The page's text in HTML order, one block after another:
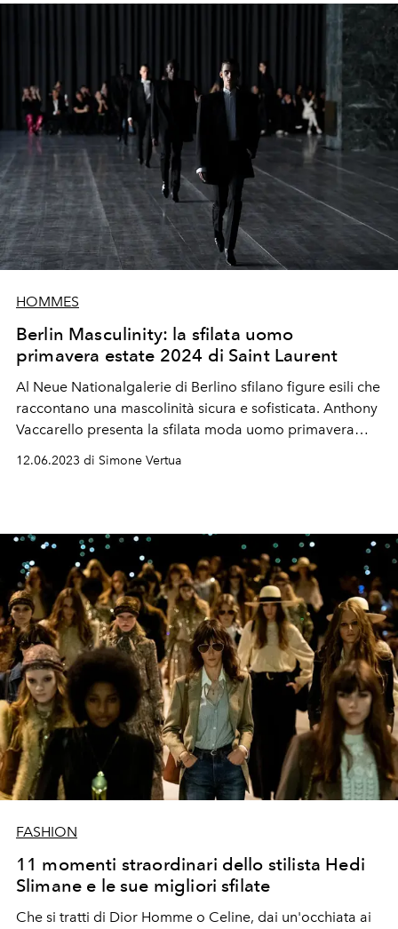
HOMMES
Berlin Masculinity: la sfilata uomo
primavera estate 2024 di Saint Laurent
Al Neue Nationalgalerie di Berlino sfilano figure esili che
raccontano una mascolinità sicura e sofisticata. Anthony
Vaccarello presenta la sfilata moda uomo primavera
estate 2024 di Saint Laurent.
12.06.2023 di Simone Vertua
FASHION
11 momenti straordinari dello stilista Hedi
Slimane e le sue migliori sfilate
Che si tratti di Dior Homme o Celine, dai un'occhiata ai